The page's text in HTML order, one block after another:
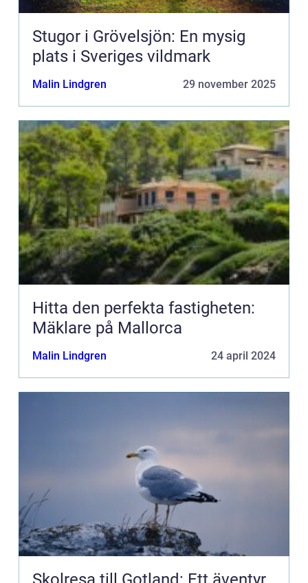
Stugor i Grövelsjön: En mysig
plats i Sveriges vildmark
Malin Lindgren 29 november 2025
Hitta den perfekta fastigheten:
Mäklare på Mallorca
Malin Lindgren 24 april 2024